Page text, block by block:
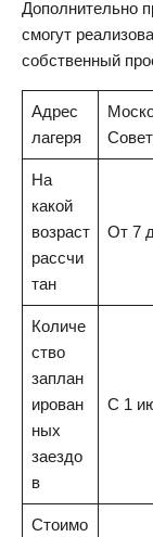
Дополнительно
смогут
собственный
Адрес
лагеря
На
какой
возраст
рассчи
тан
От 7
Количе
ство
заплан
ирован
ных
заездо
в
С 1
Стоимо